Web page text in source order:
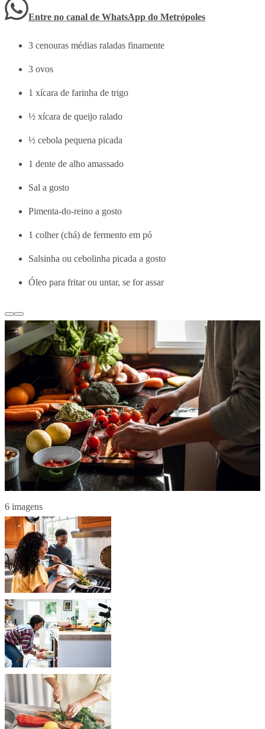
Entre no canal de WhatsApp do Metrópoles
3 cenouras médias raladas finamente
3 ovos
1 xícara de farinha de trigo
½ xícara de queijo ralado
½ cebola pequena picada
1 dente de alho amassado
Sal a gosto
Pimenta-do-reino a gosto
1 colher (chá) de fermento em pó
Salsinha ou cebolinha picada a gosto
Óleo para fritar ou untar, se for assar
6 imagens